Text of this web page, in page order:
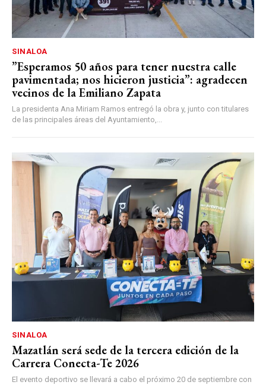
SINALOA
”Esperamos 50 años para tener nuestra calle
pavimentada; nos hicieron justicia”: agradecen
vecinos de la Emiliano Zapata
La presidenta Ana Miriam Ramos entregó la obra y, junto con titulares
de las principales áreas del Ayuntamiento,...
SINALOA
Mazatlán será sede de la tercera edición de la
Carrera Conecta-Te 2026
El evento deportivo se llevará a cabo el próximo 20 de septiembre con